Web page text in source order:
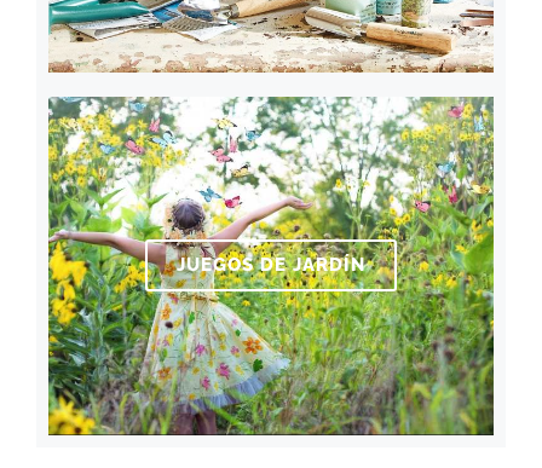
JUEGOS DE JARDÍN